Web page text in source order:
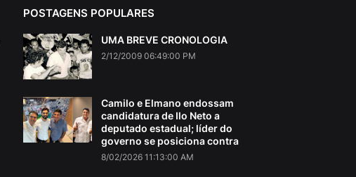
POSTAGENS POPULARES
UMA BREVE CRONOLOGIA
2/12/2009 06:49:00 PM
Camilo e Elmano endossam
candidatura de Ilo Neto a
deputado estadual; líder do
governo se posiciona contra
8/02/2026 11:13:00 AM